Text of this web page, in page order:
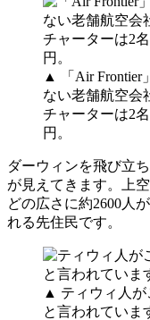
▲ 「Air Frontier
ない老舗航空会
チャーターは2
円。
ダーウィンを飛び立
が見えてきます。上
どの広さに約2600人
れる先住民です。
▲ ティウィ人が
と言われていま